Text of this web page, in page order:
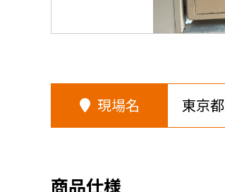
現場名 東京
商品仕様